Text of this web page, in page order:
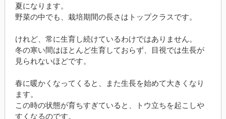
夏になります。
野菜の中でも、栽培期間の長さはトップクラスです。
けれど、常に生育し続けているわけではありません。
冬の寒い間はほとんど生育しておらず、目視では生長が
見られないほどです。
春に暖かくなってくると、また生長を始めて大きくなり
ます。
この時の状態が育ちすぎていると、トウ立ちを起こしや
すくなるのです。